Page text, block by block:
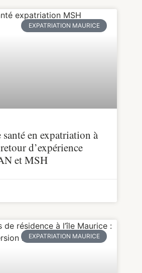
EXPATRIATION MAURICE
santé en expatriation à
d’expérience
et MSH
EXPATRIATION MAURICE